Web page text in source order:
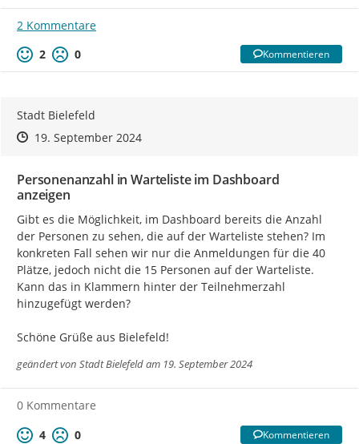
2 Kommentare
2
0 Kommentieren
Stadt Bielefeld
Zeitpunkt des Erstellens
Zeitpunkt des Erstellens
19. September 2024Zur Äußerung
Personenanzahl in Warteliste im Dashboard
anzeigen
Gibt es die Möglichkeit, im Dashboard bereits die Anzahl
der Personen zu sehen, die auf der Warteliste stehen? Im
konkreten Fall sehen wir nur die Anmeldungen für die 40
Plätze, jedoch nicht die 15 Personen auf der Warteliste.
Kann das in Klammern hinter der Teilnehmerzahl
hinzugefügt werden?
Schöne Grüße aus Bielefeld!
geändert von Stadt Bielefeldam 19. September 2024
0 Kommentare
4
0 Kommentieren